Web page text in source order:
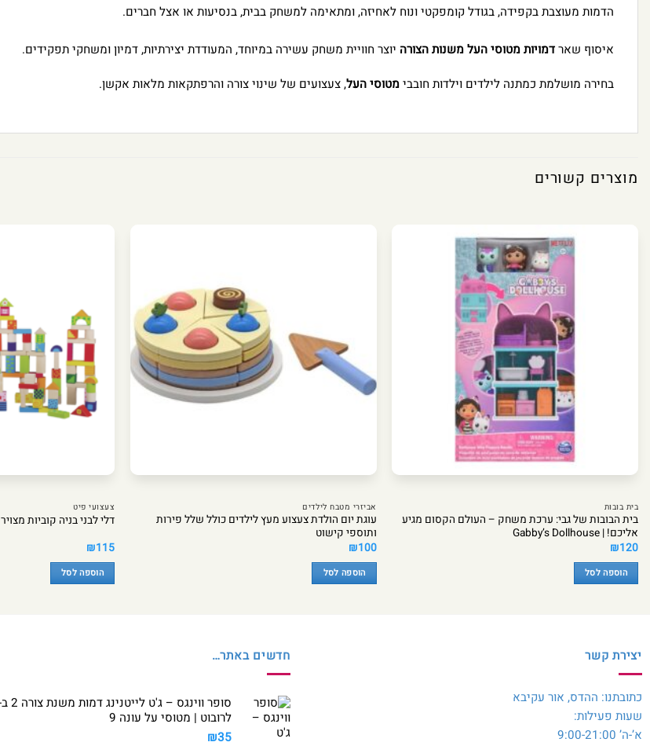
הדמות מעוצבת בקפידה, בגודל קומפקטי ונוח לאחיזה, ומתאימה למשחק בבית, בנסיעות או אצל חברים.
איסוף שארדמויות מטוסי העל משנות הצורה יוצר חוויית משחק עשירה במיוחד, המעודדת יצירתיות, דמיון ומשחקי תפקידים.
בחירה מושלמת כמתנה לילדים וילדות חובבימטוסי העל, צעצועים של שינוי צורה והרפתקאות מלאות אקשן.
מוצרים קשורים
בית בובות
בית הבובות של גבי: ערכת משחק – העולם הקסום מגיע
אליכם! | Gabby’s Dollhouse
₪120
הוספה לסל
אביזרי מטבח לילדים
עוגת יום הולדת צעצוע מעץ לילדים כולל שלל פירות
ותוספי קישוט
₪100
הוספה לסל
צעצועי פיט
דלי לבני בניה קוביות מצויר 100 יחידות
₪115
הוספה לסל
יצירת קשר
כתובתנו: ההדס, אור עקיבא
שעות פעילות:
א’-ה’ 9:00-21:00
חדשים באתר…
לרובוט | מטוסי על עונה 9
₪35